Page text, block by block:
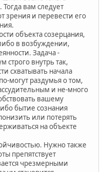
вам следует
зрения и перевести его
объекта созерцания,
в возбуждении,
Задача -
строго внутрь так,
схватывать начала
могут раздумья о том,
и не-много
вашему
бытие сознания
или потерять
на объекте
Нужно также
препятствует
чрезмерными